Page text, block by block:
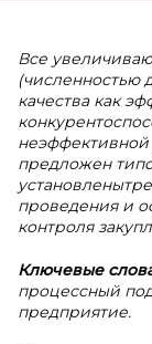
Все
(численностью
качества как
неэффективной
предложен
проведения и
контроля
Ключевые
процессный
предприятие.